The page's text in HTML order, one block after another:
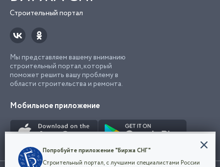
Строительный портал
Мы представляем вашему вниманию
строительный портал, который
поможет решить вашу проблему в
области строительства и ремонта.
Мобильное приложение
Конфиденциальность
Мы используем файлы cookie, чтобы сделать
Попробуйте приложение "Биржа СНГ"
Строительный портал, с лучшими специалистами России